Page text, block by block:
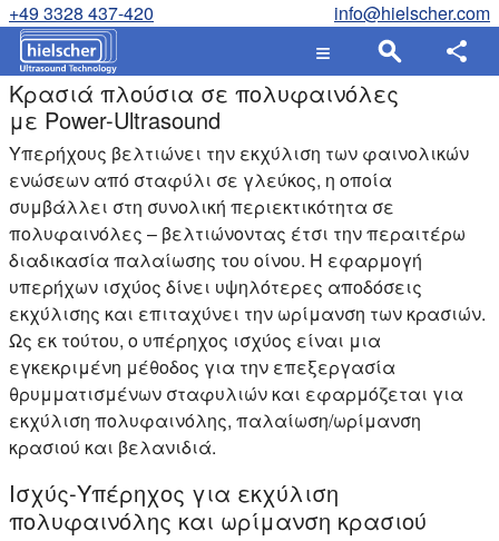
+49 3328 437-420 info@hielscher.com
Κρασιά πλούσια σε πολυφαινόλες
με Power-Ultrasound
Υπερήχους βελτιώνει την εκχύλιση των φαινολικών
ενώσεων από σταφύλι σε γλεύκος, η οποία
συμβάλλει στη συνολική περιεκτικότητα σε
πολυφαινόλες – βελτιώνοντας έτσι την περαιτέρω
διαδικασία παλαίωσης του οίνου. Η εφαρμογή
υπερήχων ισχύος δίνει υψηλότερες αποδόσεις
εκχύλισης και επιταχύνει την ωρίμανση των κρασιών.
Ως εκ τούτου, ο υπέρηχος ισχύος είναι μια
εγκεκριμένη μέθοδος για την επεξεργασία
θρυμματισμένων σταφυλιών και εφαρμόζεται για
εκχύλιση πολυφαινόλης, παλαίωση/ωρίμανση
κρασιού και βελανιδιά.
Ισχύς-Υπέρηχος για εκχύλιση
πολυφαινόλης και ωρίμανση κρασιού